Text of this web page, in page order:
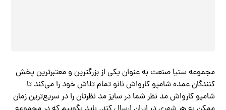
مجموعه ستیا صنعت به عنوان یکی از بزرگترین و معتبرترین پخش
کنندگان عمده شامپو کارواش نانو تمام تلاش خود را می‌کند تا
شامپو کارواش مد نظر شما در سایز مد نظرتان را در سریع‌ترین زمان